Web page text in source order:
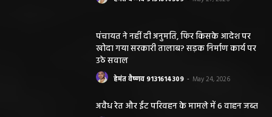
पंचायत ने नहीं दी अनुमति, फिर किसके आदेश पर
खोदा गया सरकारी तालाब? सड़क निर्माण कार्य पर
उठे सवाल
हेमंत वैष्णव 9131614309 - May 24, 2026
अवैध रेत और ईंट परिवहन के मामले में 6 वाहन जब्त